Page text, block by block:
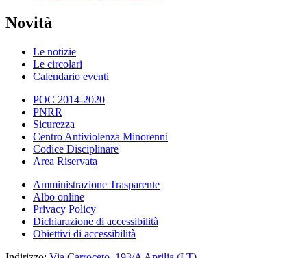
Novità
Le notizie
Le circolari
Calendario eventi
POC 2014-2020
PNRR
Sicurezza
Centro Antiviolenza Minorenni
Codice Disciplinare
Area Riservata
Amministrazione Trasparente
Albo online
Privacy Policy
Dichiarazione di accessibilità
Obiettivi di accessibilità